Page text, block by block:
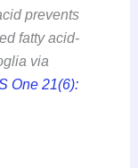
prevents
fatty acid-
via
One 21(6):